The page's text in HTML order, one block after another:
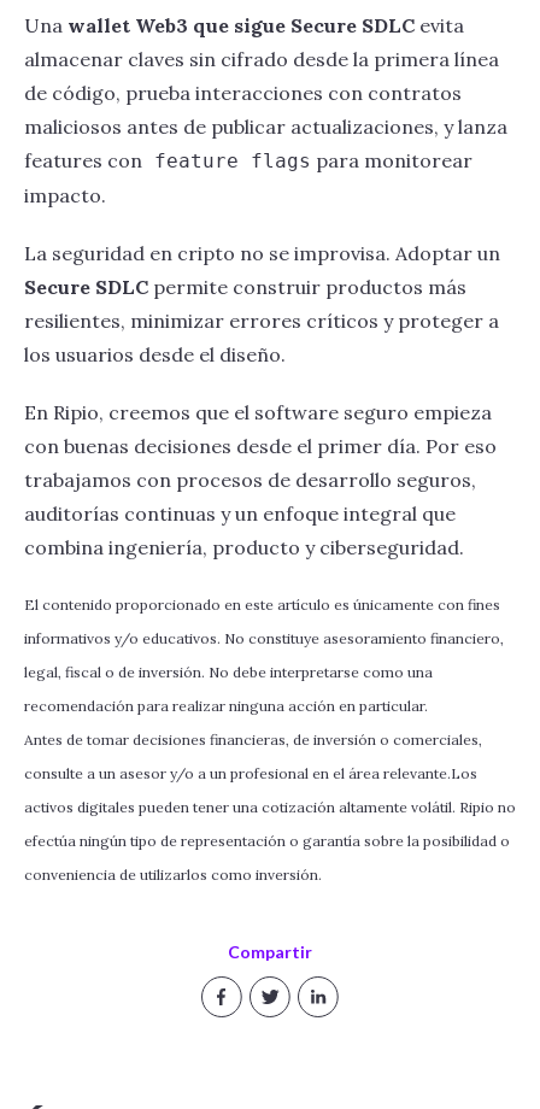
Compartir
Una wallet Web3 que sigue Secure SDLC evita
almacenar claves sin cifrado desde la primera línea
de código, prueba interacciones con contratos
maliciosos antes de publicar actualizaciones, y lanza
features con feature flags para monitorear
impacto.
La seguridad en cripto no se improvisa. Adoptar un
Secure SDLC permite construir productos más
resilientes, minimizar errores críticos y proteger a
los usuarios desde el diseño.
En Ripio, creemos que el software seguro empieza
con buenas decisiones desde el primer día. Por eso
trabajamos con procesos de desarrollo seguros,
auditorías continuas y un enfoque integral que
combina ingeniería, producto y ciberseguridad.
El contenido proporcionado en este artículo es únicamente con fines
informativos y/o educativos. No constituye asesoramiento financiero,
legal, fiscal o de inversión. No debe interpretarse como una
recomendación para realizar ninguna acción en particular.
Antes de tomar decisiones financieras, de inversión o comerciales,
consulte a un asesor y/o a un profesional en el área relevante.Los
activos digitales pueden tener una cotización altamente volátil. Ripio no
efectúa ningún tipo de representación o garantía sobre la posibilidad o
conveniencia de utilizarlos como inversión.